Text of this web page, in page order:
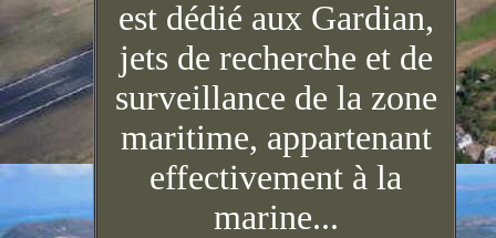
est dédié aux Gardian,
jets de recherche et de
surveillance de la zone
maritime, appartenant
effectivement à la
marine...